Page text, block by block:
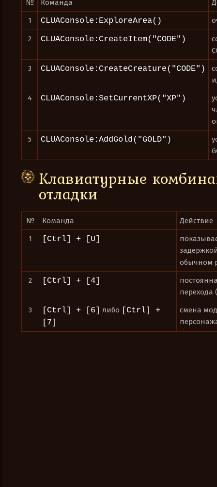
№ Команда
1 CLUAConsole:ExploreArea()
2 CLUAConsole:CreateItem("CODE")
3 CLUAConsole:CreateCreature("CODE")
4 CLUAConsole:SetCurrentXP("XP")
5 CLUAConsole:AddGold("GOLD")
Клавиатурные
отладки
№ Команда Действие
1 [Ctrl] + [U]
обычном
2 [Ctrl] + [4]
перехода
3 [Ctrl] + [6] либо [Ctrl] +
[7]
смена